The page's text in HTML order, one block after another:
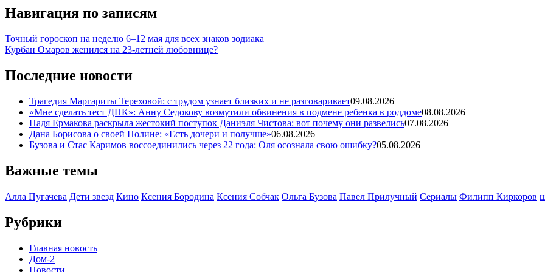
Навигация по записям
Точный гороскоп на неделю 6–12 мая для всех знаков зодиака
Курбан Омаров женился на 23-летней любовнице?
Последние новости
Трагедия Маргариты Тереховой: с трудом узнает близких и не разговаривает09.08.2026
«Мне сделать тест ДНК»: Анну Седокову возмутили обвинения в подмене ребенка в роддоме08.08.2026
Надя Ермакова раскрыла жестокий поступок Даниэля Чистова: вот почему они развелись07.08.2026
Дана Борисова о своей Полине: «Есть дочери и получше»06.08.2026
Бузова и Стас Каримов воссоединились через 22 года: Оля осознала свою ошибку?05.08.2026
Важные темы
Алла Пугачева Дети звезд Кино Ксения Бородина Ксения Собчак Ольга Бузова Павел Прилучный Сериалы Филипп Киркоров
Рубрики
Главная новость
Дом-2
Новости